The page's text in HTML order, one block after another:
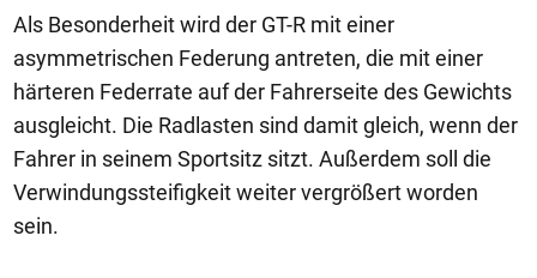
Als Besonderheit wird der GT-R mit einer
asymmetrischen Federung antreten, die mit einer
härteren Federrate auf der Fahrerseite des Gewichts
ausgleicht. Die Radlasten sind damit gleich, wenn der
Fahrer in seinem Sportsitz sitzt. Außerdem soll die
Verwindungssteifigkeit weiter vergrößert worden
sein.